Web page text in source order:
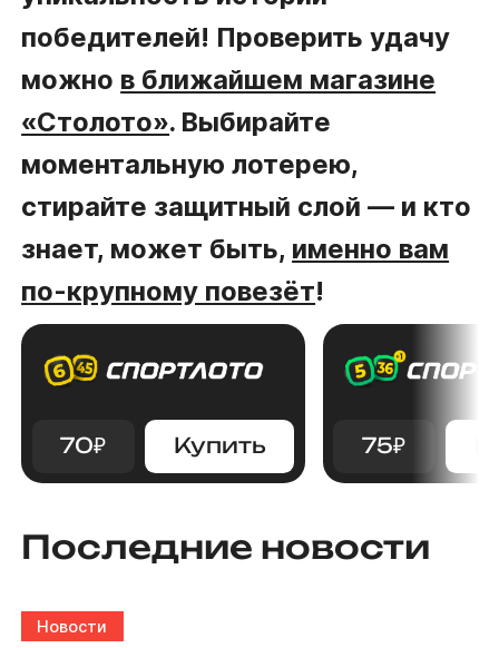
победителей! Проверить удачу
можно в ближайшем магазине
«Столото». Выбирайте
моментальную лотерею,
стирайте защитный слой — и кто
знает, может быть, именно вам
по-крупному повезёт!
70₽ Купить 75₽
Последние новости
Новости